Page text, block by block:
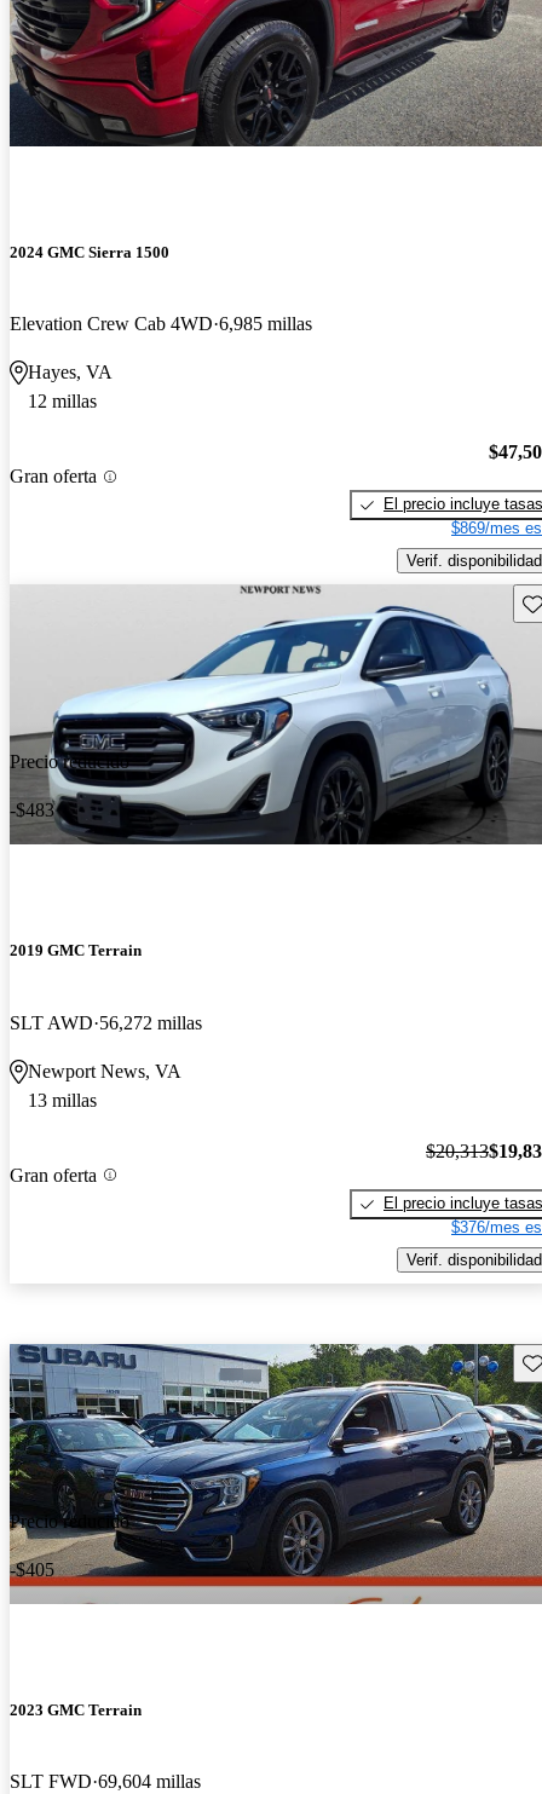
2024 GMC Sierra 1500
Elevation Crew Cab 4WD 6,985 millas
Hayes, VA
12 millas
Gran oferta
El precio incluye tasas
$869/mes
Verif. disponibilidad
Precio reducido
-$483
2019 GMC Terrain
SLT AWD 56,272 millas
Newport News, VA
13 millas
Gran oferta
$20,313
El precio incluye tasas
$376/mes
Verif. disponibilidad
Precio reducido
-$405
2023 GMC Terrain
SLT FWD 69,604 millas